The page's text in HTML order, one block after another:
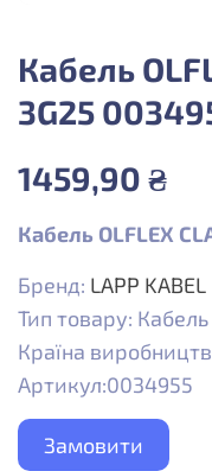
Кабель
3G25
1459,90 ₴
Кабель OLFLEX
Бренд: LAPP KABEL
Тип товару:
Країна
Артикул:0034955
Замовити